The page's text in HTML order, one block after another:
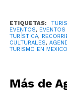
ETIQUETAS:
EVENTOS, EVENTOS
TURÍSTICA,
CULTURALES,
TURISMO EN MEXICO
Más de